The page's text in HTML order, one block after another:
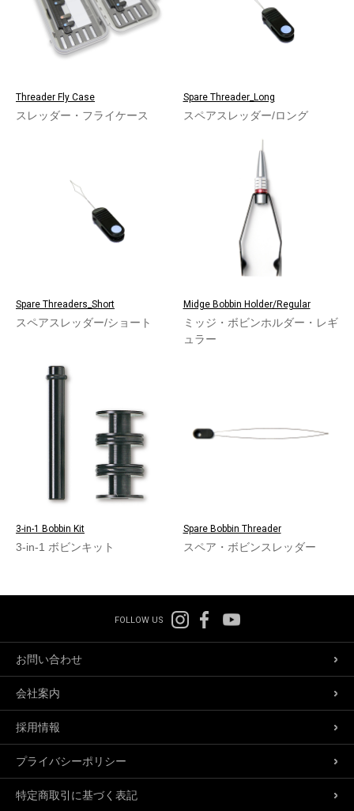
Threader Fly Case
スレッダー・フライケース
Spare Threader_Long
スペアスレッダー/ロング
Spare Threaders_Short
スペアスレッダー/ショート
Midge Bobbin Holder/Regular
ミッジ・ボビンホルダー・レギ
ュラー
3-in-1 Bobbin Kit
3-in-1 ボビンキット
Spare Bobbin Threader
スペア・ボビンスレッダー
FOLLOW US
お問い合わせ
会社案内
採用情報
プライバシーポリシー
特定商取引に基づく表記